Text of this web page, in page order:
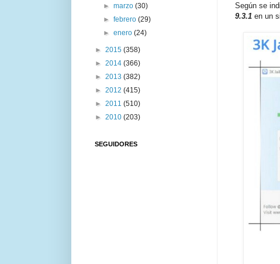
Según se
9.3.1 en un
►marzo(30)
►febrero(29)
►enero(24)
► 2015 (358)
► 2014 (366)
► 2013 (382)
► 2012 (415)
► 2011 (510)
► 2010 (203)
SEGUIDORES